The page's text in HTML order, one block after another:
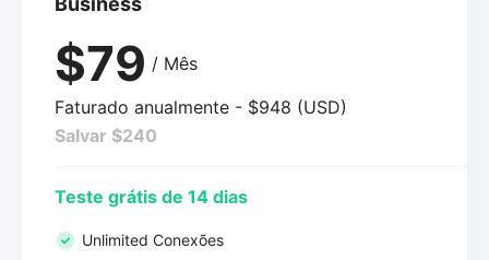
$79 / Mês
Faturado anualmente - $948 (USD)
Salvar $240
Teste grátis de 14 dias
Unlimited Conexões